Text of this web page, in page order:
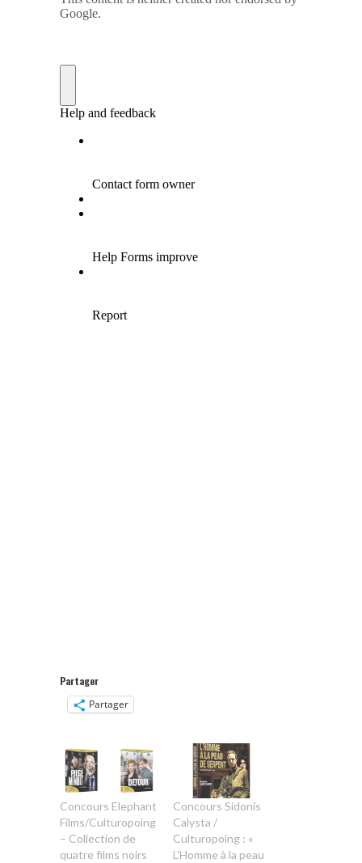
Partager
Partager
Concours Elephant
Films/Culturopoing
– Collection de
quatre films noirs
Concours Sidonis
Calysta /
Culturopoing : «
L’Homme à la peau